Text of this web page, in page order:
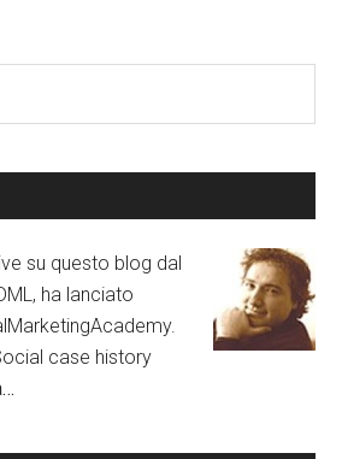
su questo blog dal
ha lanciato
case history